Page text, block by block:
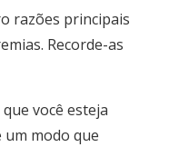
razões principais
Recorde-as
você esteja
modo que